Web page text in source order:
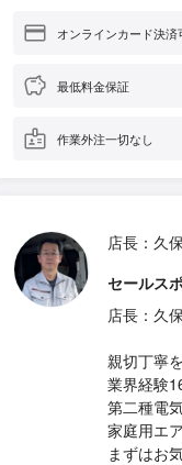
オンラインカード決済
最低料金保証
作業外注一切なし
店長：久
セールス
店長：久
親切丁寧
業界経験
第二種電
家庭用エ
まずはお